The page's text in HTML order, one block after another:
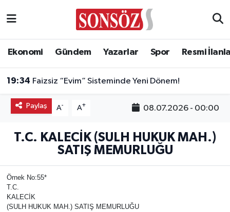
Ekonomi Gündem Yazarlar Spor Resmi
19:34 Faizsiz “Evim” Sisteminde Yeni Dönem!
Paylaş A- A+ 08.07.2026 - 00:00
T.C. KALECİK (SULH HUKUK MAH.)
SATIŞ MEMURLUĞU
Örnek No:55*
T.C.
KALECİK
(SULH HUKUK MAH.) SATIŞ MEMURLUĞU
Asayiş
Çevre
Dünya
Ankara Nöbetçi Eczaneler
Süper Lig Puan Durumu ve Fikstür
Son Dakika Haberleri